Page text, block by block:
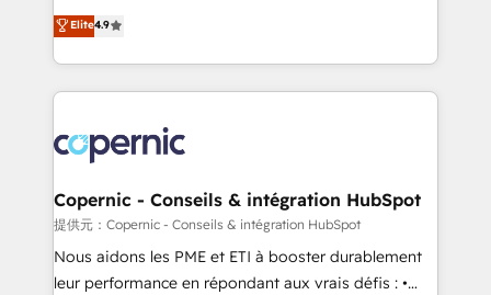
growth • Create content and videos that attract
buyers • Use AI to scale smarter Our coaching-led
lasts. So if you're ready to become the most trusted
voice in your market, let’s talk.
businesses. We go beyond implementation, shaping
the strategy, processes, and teams that turn
HubSpot into a genuine growth engine. Named
HubSpot's Global Partner of the Year in 2024,
worldwide, and with over 15 years in the ecosystem,
Huble has built a track record that speaks for itself.
One company, one operating model, delivering
across offices and consulting teams in the UK, USA,
Canada, Germany, France, Belgium, Singapore, and
South Africa. Certified compliant with ISO/IEC
Elite4.9
Copernic - Conseils & intégration HubSpot
提供元：Copernic - Conseils & intégration HubSpot
Nous aidons les PME et ETI à booster durablement
leur performance en répondant aux vrais défis : •